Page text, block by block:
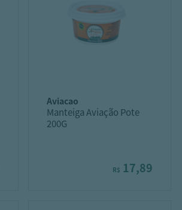
aviacao
Manteiga Aviação Pote
200G
R$ 17,89